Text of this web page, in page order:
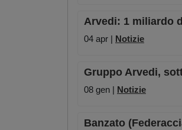
Arvedi: 1 miliardo
04 apr | Notizie
Gruppo Arvedi,
08 gen | Notizie
Banzato